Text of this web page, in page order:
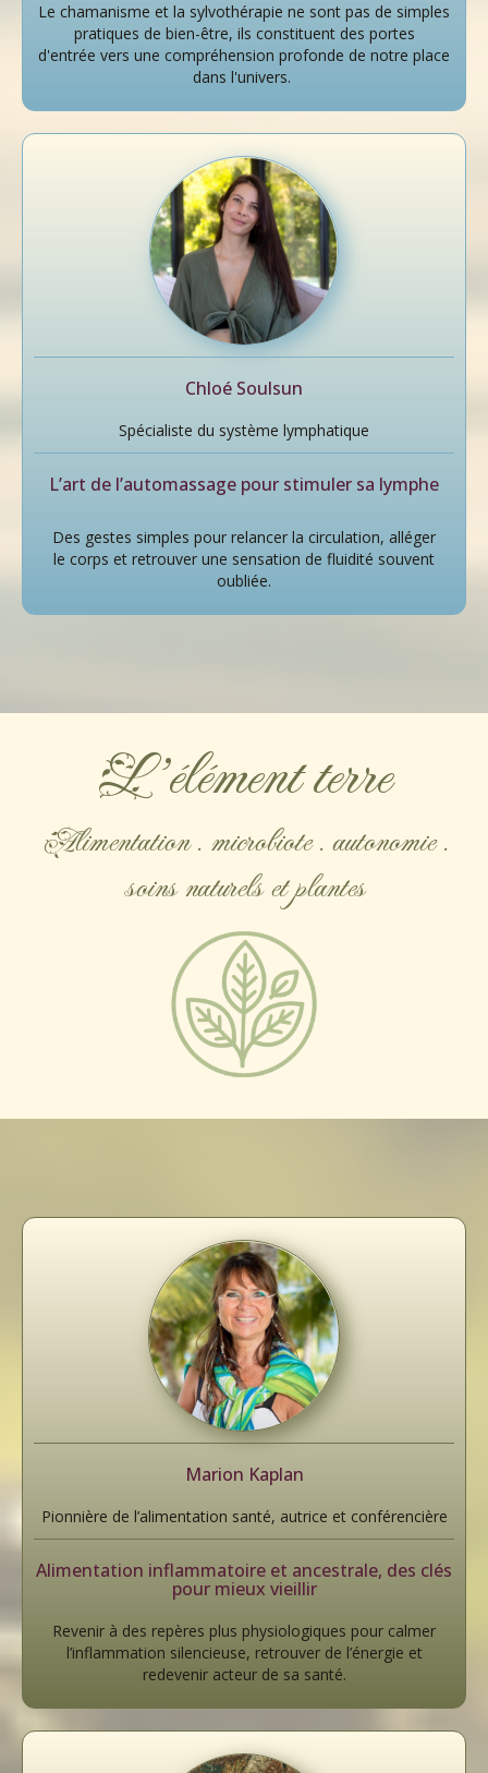
Le chamanisme et la sylvothérapie ne sont pas de simples
pratiques de bien-être, ils constituent des portes
d'entrée vers une compréhension profonde de notre place
dans l'univers.
Chloé Soulsun
Spécialiste du système lymphatique
L’art de l’automassage pour stimuler sa lymphe
Des gestes simples pour relancer la circulation, alléger
le corps et retrouver une sensation de fluidité souvent
oubliée.
L'élément terre
Alimentation . microbiote . autonomie .
soins naturels et plantes
Marion Kaplan
Pionnière de l’alimentation santé, autrice et conférencière
Alimentation inflammatoire et ancestrale, des clés
pour mieux vieillir
Revenir à des repères plus physiologiques pour calmer
l’inflammation silencieuse, retrouver de l’énergie et
redevenir acteur de sa santé.